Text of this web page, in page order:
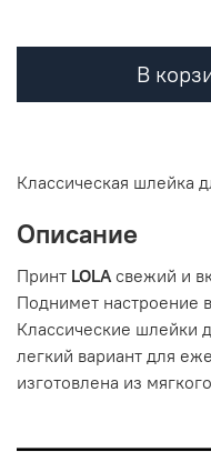
В
Классическая шлейка
Описание
Принт LOLA свежий и
Поднимет настроение
Классические шлейки
легкий вариант для
изготовлена из